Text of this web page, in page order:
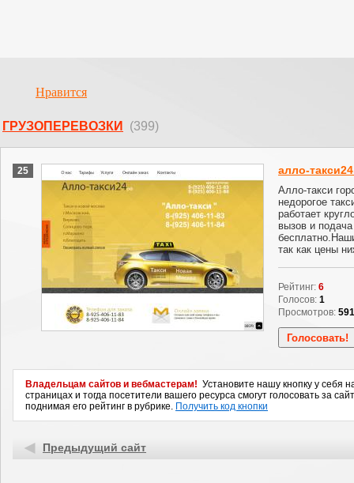
Нравится
ГРУЗОПЕРЕВОЗКИ (399)
25 алло-
Алло-такси
недорогое
работает
вызов и
так как цены
Рейтинг: 6
Голосов: 1
Просмотров:
Владельцам сайтов и вебмастерам! Установите нашу кнопку у себя
страницах и тогда посетители вашего ресурса смогут голосовать за
поднимая его рейтинг в рубрике. Получить код кнопки
Предыдущий сайт